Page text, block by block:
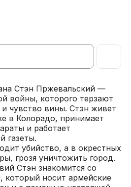
Стэн Пржевальский —
войны, которого терзают
чувство вины. Стэн живет
в Колорадо, принимает
и работает
газеты.
убийство, а в окрестных
грозя уничтожить город.
Стэн знакомится со
который носит армейские